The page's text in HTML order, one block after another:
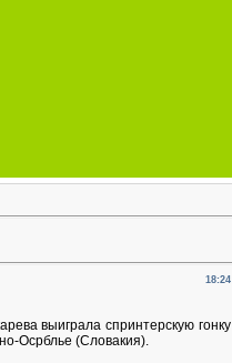
18:24
выиграла спринтерскую гонку
Осрблье (Словакия).